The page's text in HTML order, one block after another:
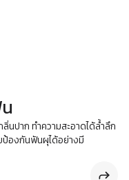
ปาก ทำความสะอาดได้ล้ำลึก
ป้องกันฟันผุได้อย่างมี